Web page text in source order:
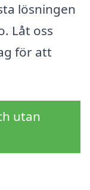
lösningen
Låt oss
för att
utan